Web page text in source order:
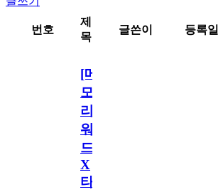
번호
제
목
글쓴이 등록일
[메
모
리
워
드
X
타